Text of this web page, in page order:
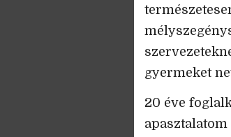
gyermeket
20 éve